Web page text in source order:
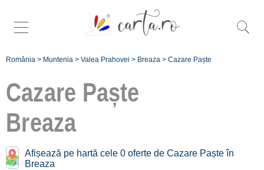
România > Muntenia > Valea Prahovei > Breaza > Cazare Paște
Cazare Paște
Breaza
Afișează pe hartă cele 0 oferte de Cazare Paște în
Breaza
o unitate de